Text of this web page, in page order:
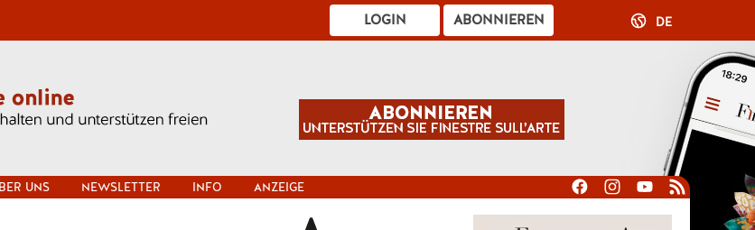
ABONNIEREN
LOGIN DE
UNS NEWSLETTER INFO ANZEIGE